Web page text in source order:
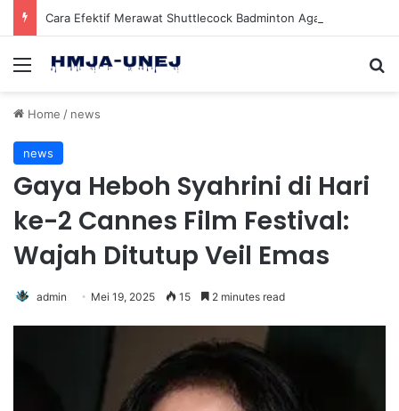
Menu
Home / news
news
Gaya Heboh Syahrini di Hari
ke-2 Cannes Film Festival:
Wajah Ditutup Veil Emas
admin Mei 19, 2025 15 2 minutes read